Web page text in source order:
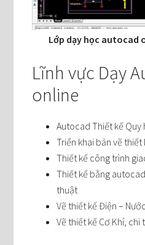
Lớp dạy học autocad
Lĩnh vực Dạy
online
Autocad Thiết kế Quy
Triển khai bản vẽ
Thiết kế công trình
Thiết kế bằng
thuật
Vẽ thiết kế Điện –
Vẽ thiết kế Cơ Khí, chi